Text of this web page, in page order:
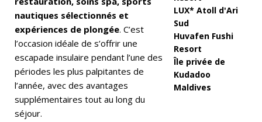
e
nautiques sélectionnés et
expériences de plongée. C’est
l’occasion idéale de s’offrir une
escapade insulaire pendant l’une des
périodes les plus palpitantes de
l’année, avec des avantages
supplémentaires tout au long du
séjour.
LUX* Atoll d'Ari
Sud
Huvafen Fushi
Resort
Île privée de
Kudadoo
Maldives